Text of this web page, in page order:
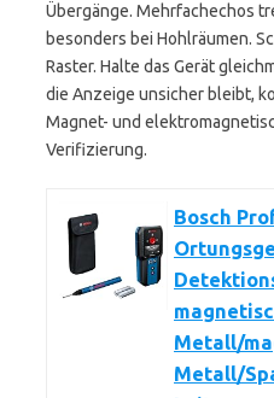
Übergänge. Mehrfachechos
besonders bei Hohlräumen.
Raster. Halte das Gerät
die Anzeige unsicher bleibt,
Magnet- und
Verifizierung.
Bosch
Metall/
Metall/